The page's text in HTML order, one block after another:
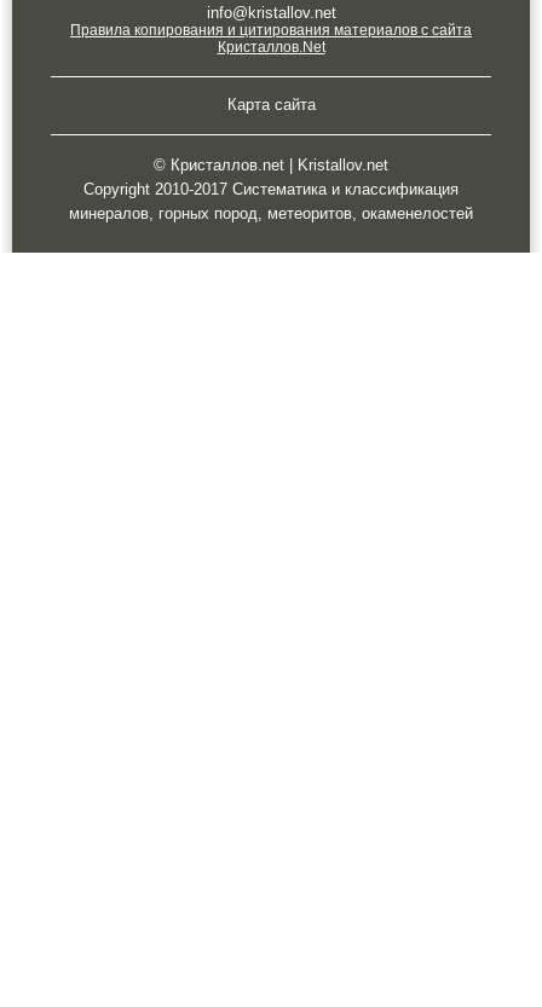
info@kristallov.net
Правила копирования и цитирования материалов с сайта
Кристаллов.Net
Карта сайта
© Кристаллов.net | Kristallov.net
Copyright 2010-2017 Систематика и классификация
минералов, горных пород, метеоритов, окаменелостей